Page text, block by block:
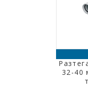
32-40